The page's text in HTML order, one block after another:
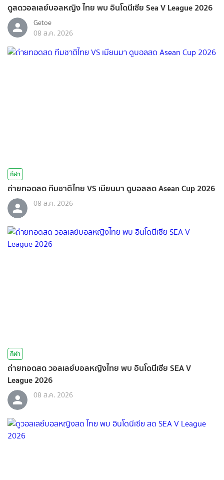
ดูสดวอลเลย์บอลหญิง ไทย พบ อินโดนีเซีย Sea V League 2026
Getoe
08 ส.ค. 2026
กีฬา
ถ่ายทอดสด ทีมชาติไทย VS เมียนมา ดูบอลสด Asean Cup 2026
08 ส.ค. 2026
กีฬา
ถ่ายทอดสด วอลเลย์บอลหญิงไทย พบ อินโดนีเซีย SEA V
League 2026
08 ส.ค. 2026